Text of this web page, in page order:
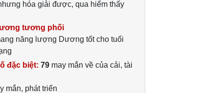
hóa giải được, qua hiểm thấy
tương phối
năng lượng Dương tốt cho tuổi
đặc biệt: 79may mắn về của cải, tài
mắn, phát triển